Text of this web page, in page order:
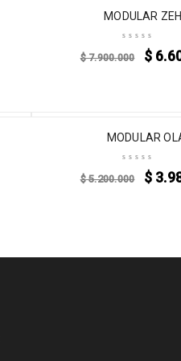
MODULAR
$7.900.000 $
MODULAR
$5.200.000 $